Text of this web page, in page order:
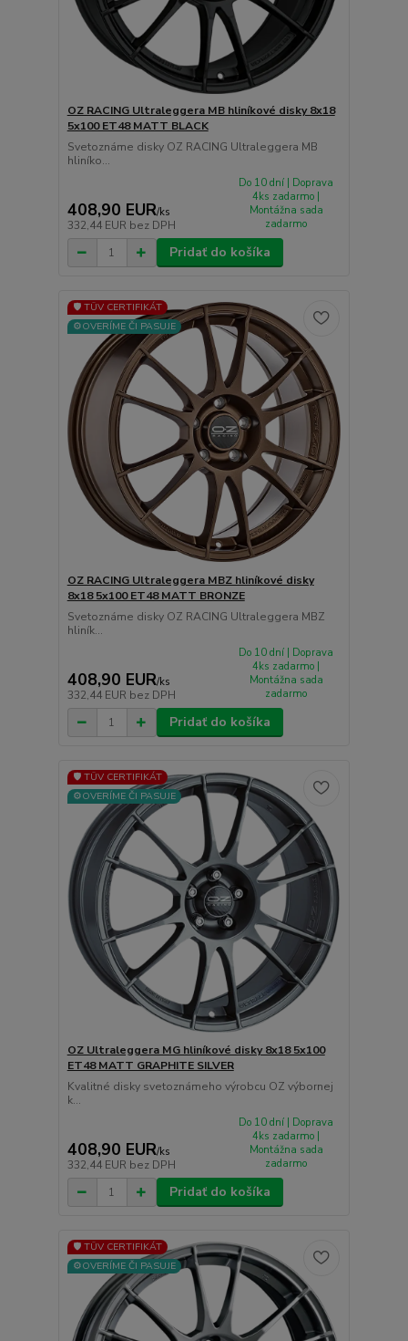
OZ RACING Ultraleggera MB hliníkové disky 8x18
5x100 ET48 MATT BLACK
Svetoznáme disky OZ RACING Ultraleggera MB
hliníko...
408,90 EUR/ks
332,44 EUR bez DPH
Do 10 dní | Doprava
4ks zadarmo |
Montážna sada
zadarmo
Pridať do košíka
🛡️ TÜV CERTIFIKÁT
⚙️OVERÍME ČI PASUJE
OZ RACING Ultraleggera MBZ hliníkové disky
8x18 5x100 ET48 MATT BRONZE
Svetoznáme disky OZ RACING Ultraleggera MBZ
hliník...
408,90 EUR/ks
332,44 EUR bez DPH
Do 10 dní | Doprava
4ks zadarmo |
Montážna sada
zadarmo
Pridať do košíka
🛡️ TÜV CERTIFIKÁT
⚙️OVERÍME ČI PASUJE
OZ Ultraleggera MG hliníkové disky 8x18 5x100
ET48 MATT GRAPHITE SILVER
Kvalitné disky svetoznámeho výrobcu OZ výbornej
k...
408,90 EUR/ks
332,44 EUR bez DPH
Do 10 dní | Doprava
4ks zadarmo |
Montážna sada
zadarmo
Pridať do košíka
🛡️ TÜV CERTIFIKÁT
⚙️OVERÍME ČI PASUJE